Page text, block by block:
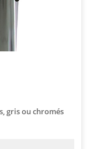
gris ou chromés